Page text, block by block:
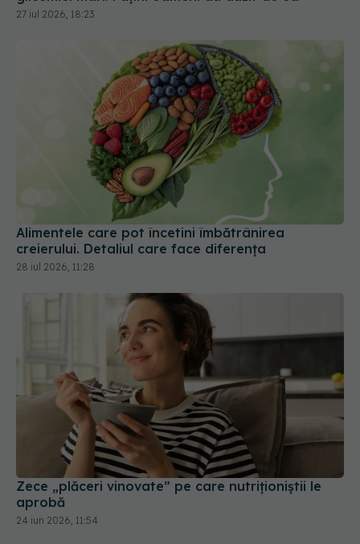
27 iul 2026, 18:23
Alimentele care pot încetini îmbătrânirea
creierului. Detaliul care face diferența
28 iul 2026, 11:28
Zece „plăceri vinovate” pe care nutriționiștii le
aprobă
24 iun 2026, 11:54